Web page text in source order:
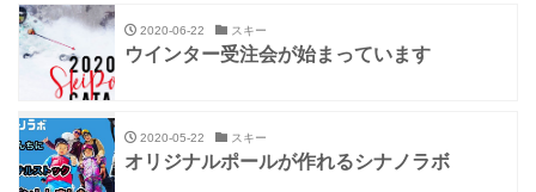
2020-06-22 スキー
ウインター受注会が始まっています
2020-05-22 スキー
オリジナルポールが作れるシナノラボ